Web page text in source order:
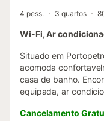
4 pess. 3 quartos
Wi-Fi, Ar
Situado em
acomoda
casa de banho.
equipada, ar
uma zona de
Cancelamento